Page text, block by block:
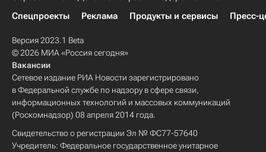
Спецпроекты
Реклама Продукты и сервисы Пресс-
Версия 2023.1 Beta
© 2026 МИА «Россия сегодня»
Вакансии
Сетевое издание РИА Новости зарегистрировано
в Федеральной службе по надзору в сфере связи,
информационных технологий и массовых коммуникаций
(Роскомнадзор) 08 апреля 2014 года.
Свидетельство о регистрации Эл № ФС77-57640
Учредитель: Федеральное государственное унитарное